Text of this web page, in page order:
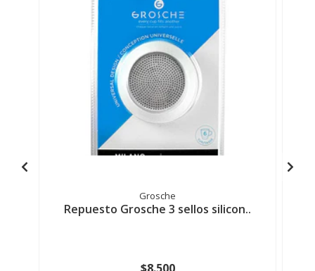
Grosche
Repuesto Grosche 3 sellos silicon..